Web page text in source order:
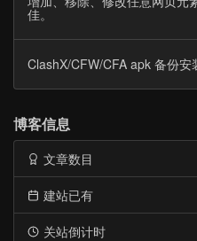
佳。
ClashX/CFW/CFA apk 备份安
博客信息
文章数目
建站已有
关站倒计时